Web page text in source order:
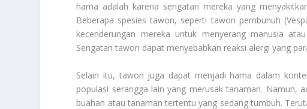
hama adalah karena sengatan mereka yang
Beberapa spesies tawon, seperti tawon pembunuh
kecenderungan mereka untuk menyerang manusia
Sengatan tawon dapat menyebabkan reaksi alergi yang
Selain itu, tawon juga dapat menjadi hama dalam
populasi serangga lain yang merusak tanaman. Namun,
buahan atau tanaman tertentu yang sedang tumbuh.